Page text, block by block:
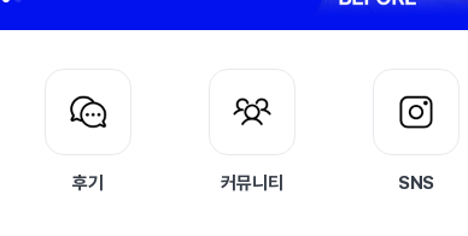
후기 커뮤니티 SNS